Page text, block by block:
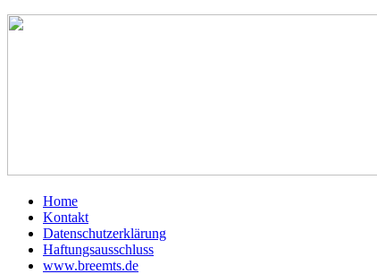
Home
Kontakt
Datenschutzerklärung
Haftungsausschluss
www.breemts.de